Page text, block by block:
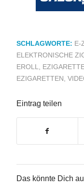
SCHLAGWORTE: E-
ELEKTRONISCHE
EROLL,
EZIGARETTEN ,
Eintrag teilen
Das könnte Dich